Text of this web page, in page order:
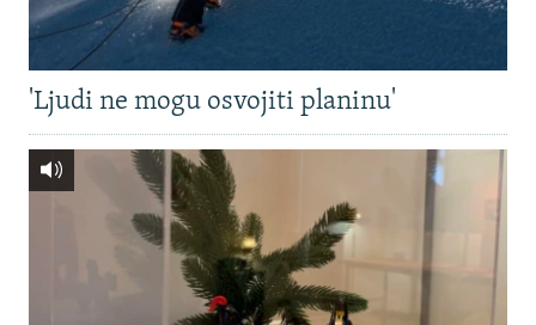
'Ljudi ne mogu osvojiti planinu'